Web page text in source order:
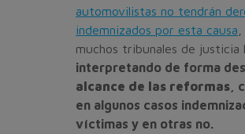
automovilistas no tendrán
indemnizados por esta causa
muchos tribunales de justicia
interpretando de forma
alcance de las reformas ,
en algunos casos
víctimas y en otras no.